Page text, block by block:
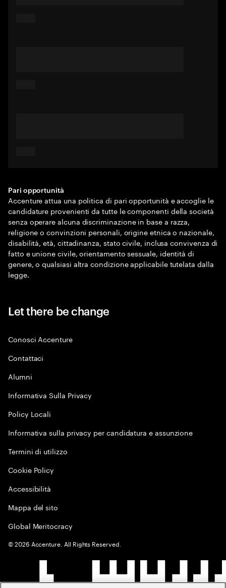
Pari opportunità
Accenture attua una politica di pari opportunità e accoglie le
candidature provenienti da tutte le componenti della società
senza operare alcuna discriminazione in base a razza,
religione o convinzioni personali, origine etnica o nazionale,
disabilità, età, cittadinanza, stato civile, inclusa convivenza di
fatto e unione civile, orientamento sessuale, identità di
genere, o qualsiasi altra condizione applicabile tutelata dalla
legge.
Let there be change
Conosci Accenture
Contattaci
Alumni
Informativa Sulla Privacy
Policy Locali
Informativa sulla privacy per candidatura e assunzione
Termini di utilizzo
Cookie Policy
Accessibilità
Mappa del sito
Global Meritocracy
©2026 Accenture. All Rights Reserved.